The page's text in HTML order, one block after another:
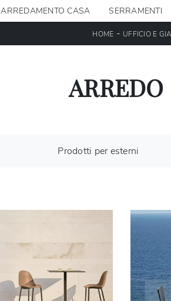
ARREDAMENTO CASA SERRAMENTI
HOME - UFFICIO E
Prodotti per esterni